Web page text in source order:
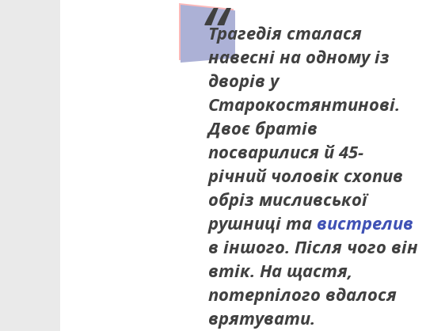
Трагедія сталася
навесні на одному із
дворів у
Старокостянтинові.
Двоє братів
посварилися й 45-
річний чоловік схопив
обріз мисливської
рушниці та вистрелив
в іншого. Після чого він
втік. На щастя,
потерпілого вдалося
врятувати.